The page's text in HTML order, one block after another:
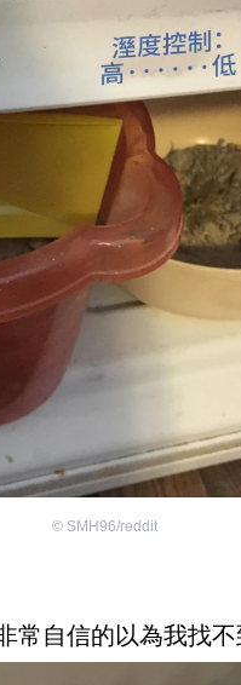
© SMH96/reddit
常自信的以為我找不